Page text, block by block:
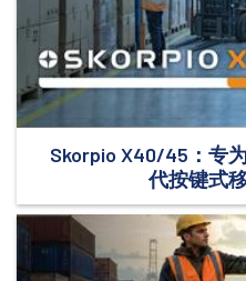
Skorpio X40/45：专
代按键式